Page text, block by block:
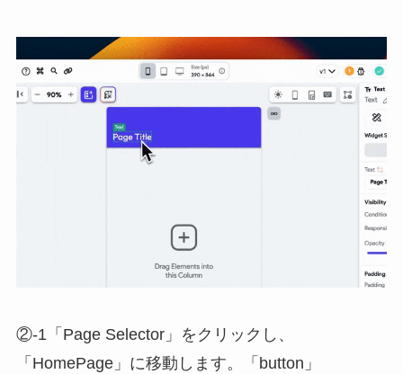
②-1「Page Selector」をクリックし、
「HomePage」に移動します。「button」